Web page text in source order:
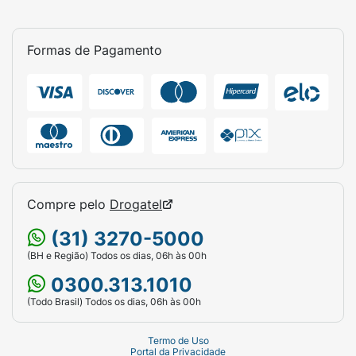
Formas de Pagamento
Compre pelo Drogatel
(31) 3270-5000
(BH e Região) Todos os dias, 06h às 00h
0300.313.1010
(Todo Brasil) Todos os dias, 06h às 00h
Termo de Uso
Portal da Privacidade